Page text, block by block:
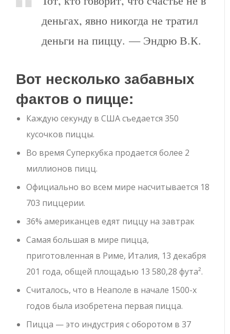
деньгах, явно никогда не тратил
деньги на пиццу. — Эндрю В.К.
Вот несколько забавных
фактов о пицце:
Каждую секунду в США съедается 350
кусочков пиццы.
Во время Суперкубка продается более 2
миллионов пицц.
Официально во всем мире насчитывается 18
703 пиццерии.
36% американцев едят пиццу на завтрак
Самая большая в мире пицца,
приготовленная в Риме, Италия, 13 декабря
201 года, общей площадью 13 580,28 фута².
Считалось, что в Неаполе в начале 1500-х
годов была изобретена первая пицца.
Пицца — это индустрия с оборотом в 37